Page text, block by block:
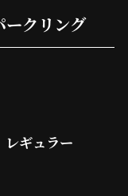
ークリング
レギュラー